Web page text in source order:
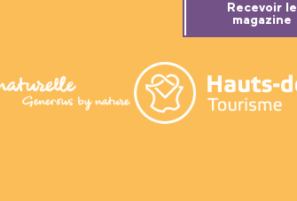
Recevoir le
magazine